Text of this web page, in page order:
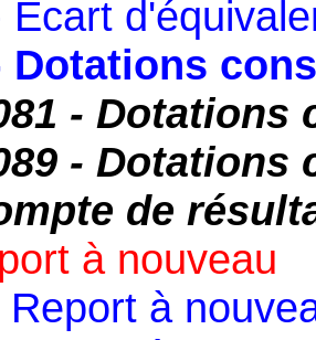
Ecart
Dotations
- Dotations
- Dotations
de
à nouveau
Report à